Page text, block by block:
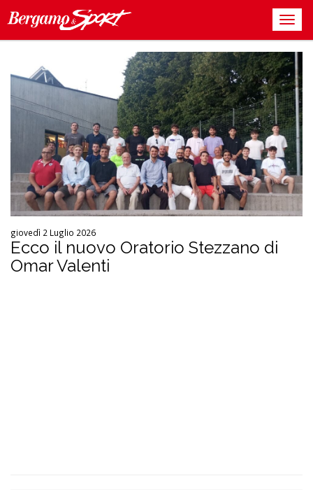
giovedì 2 Luglio 2026
Ecco il nuovo Oratorio Stezzano di
Omar Valenti